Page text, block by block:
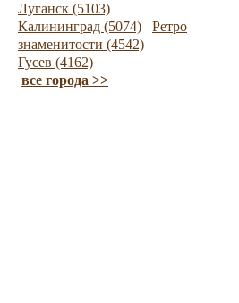
Луганск (5103)
Калининград (5074)
Ретро
знаменитости (4542)
Гусев (4162)
все города >>